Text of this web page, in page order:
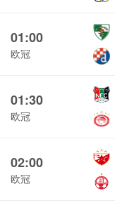
01:00
欧冠
01:30
欧冠
02:00
欧冠